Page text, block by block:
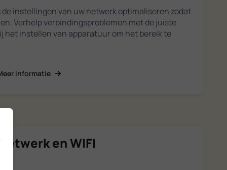
de instellingen van uw netwerk optimaliseren zodat
Verhelp verbindingsproblemen met de juiste
het instellen van apparatuur om het bereik te
informatie
en WIFI